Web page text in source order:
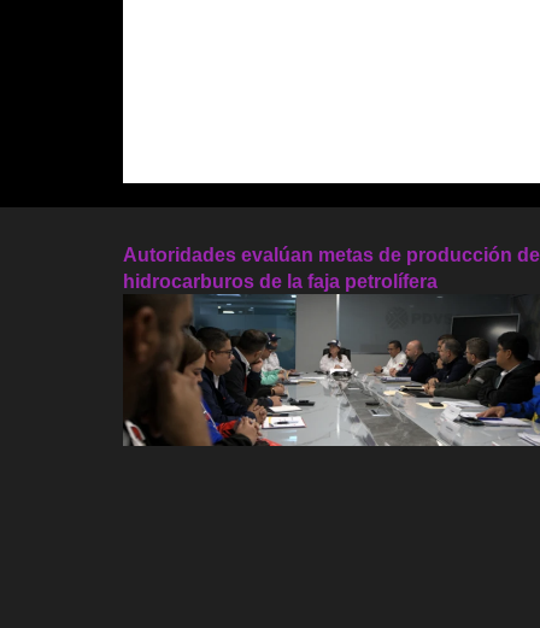
Autoridades evalúan metas de producción de
hidrocarburos de la faja petrolífera